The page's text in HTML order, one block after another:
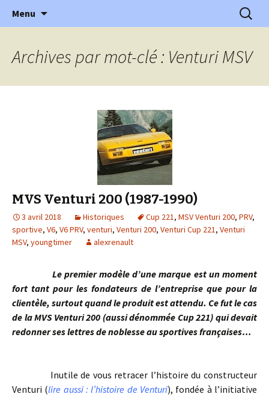
l'Automobile Ancienne
l'automobile ancienne : articles, historiques
…
Menu
Archives par mot-clé : Venturi MSV
MVS Venturi 200 (1987-1990)
3 avril 2018 Historiques Cup 221, MSV Venturi 200, PRV,
sportive, V6, V6 PRV, venturi, Venturi 200, Venturi Cup 221, Venturi
MSV, youngtimer alexrenault
Le premier modèle d’une marque est un moment
fort tant pour les fondateurs de l’entreprise que pour la
clientèle, surtout quand le produit est attendu. Ce fut le cas
de la MVS Venturi 200 (aussi dénommée Cup 221) qui devait
redonner ses lettres de noblesse au sportives françaises…
Inutile de vous retracer l’histoire du constructeur
Venturi (lire aussi : l’histoire de Venturi), fondée à l’initiative